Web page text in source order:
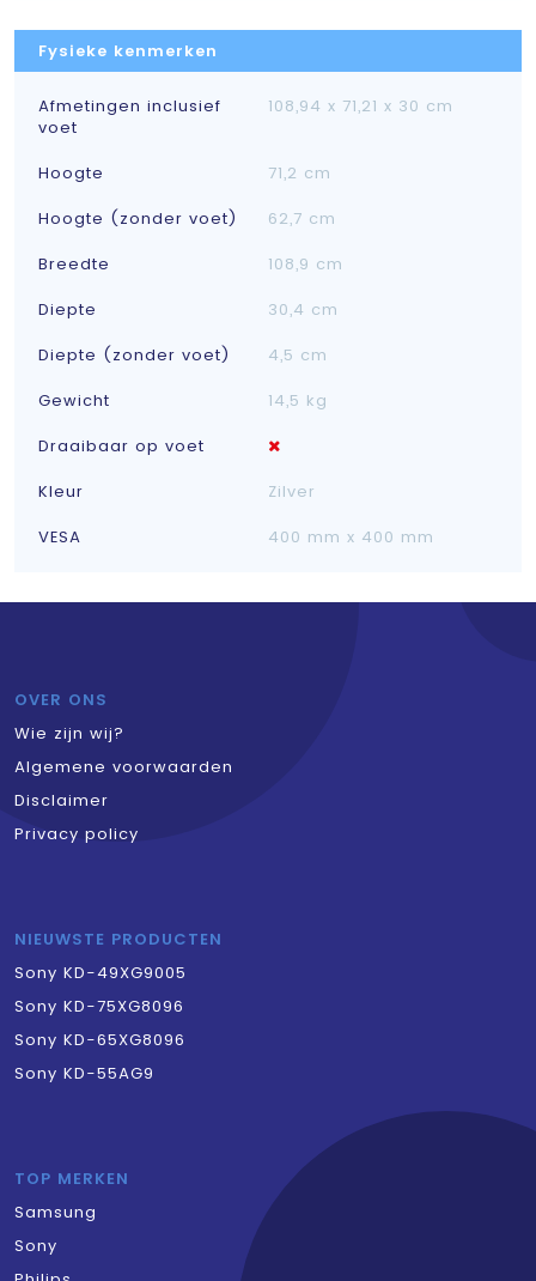
Fysieke kenmerken
Afmetingen inclusief
voet
108,94 x 71,21 x 30 cm
Hoogte
71,2 cm
Hoogte (zonder voet)
62,7 cm
Breedte
108,9 cm
Diepte
30,4 cm
Diepte (zonder voet)
4,5 cm
Gewicht
14,5 kg
Draaibaar op voet
Kleur
Zilver
VESA
400 mm x 400 mm
OVER ONS
Wie zijn wij?
Algemene voorwaarden
Disclaimer
Privacy policy
NIEUWSTE PRODUCTEN
Sony KD-49XG9005
Sony KD-75XG8096
Sony KD-65XG8096
Sony KD-55AG9
TOP MERKEN
Samsung
Sony